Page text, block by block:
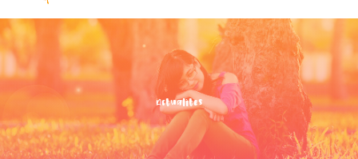
Actualites